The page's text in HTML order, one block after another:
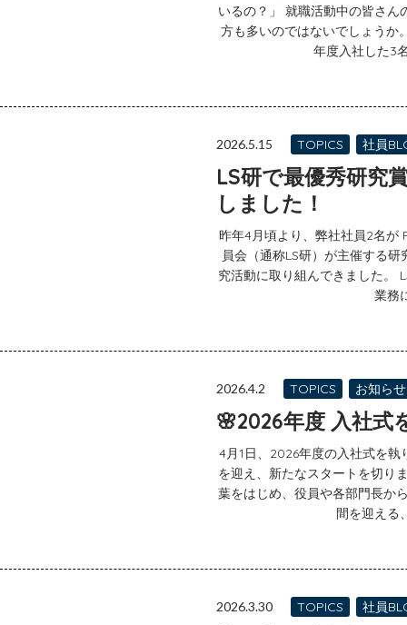
いるの？」 就職活動中の皆さ
方も多いのではないでしょうか
年度入社した3
2026.5.15 TOPICS 社員
LS研で最優秀研究
しました！
昨年4月頃より、弊社社員2名が
員会（通称LS研）が主催する
究活動に取り組んできました。
業務
2026.4.2 TOPICS お知らせ
🌸2026年度 入社式
4月1日、2026年度の入社式を
を迎え、新たなスタートを切り
葉をはじめ、役員や各部門長か
間を迎える
2026.3.30 TOPICS 社員